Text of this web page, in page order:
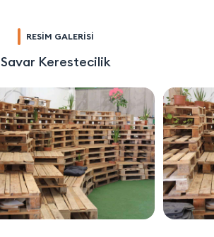
RESİM GALERİSİ
Savar Kerestecilik